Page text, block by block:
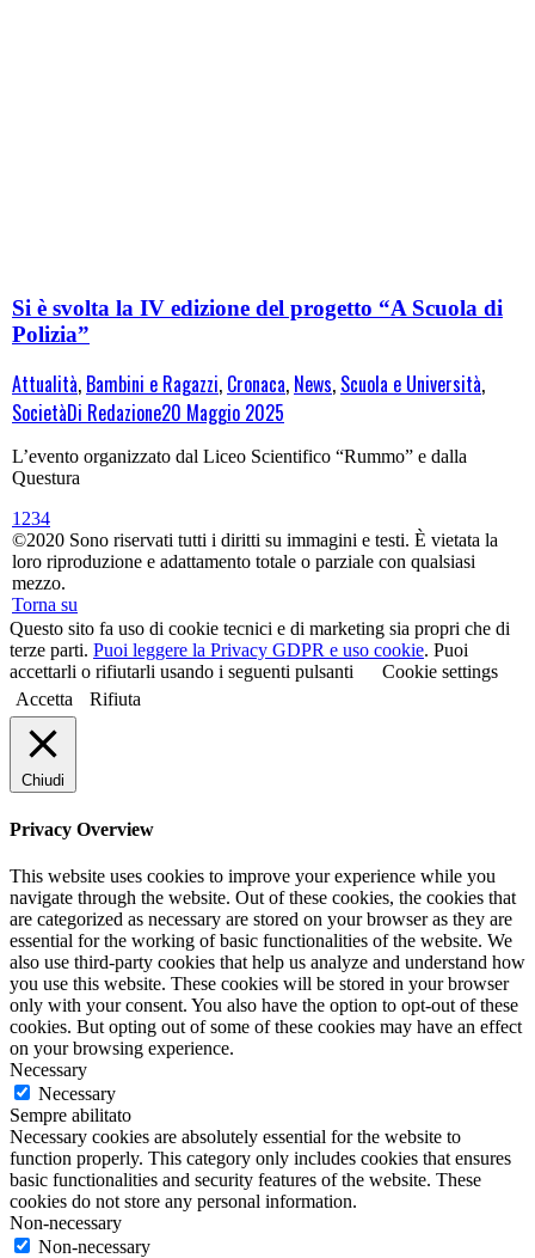
Si è svolta la IV edizione del progetto “A Scuola di
Polizia”
Attualità, Bambini e Ragazzi, Cronaca, News, Scuola e Università,
SocietàDi Redazione20 Maggio 2025
L’evento organizzato dal Liceo Scientifico “Rummo” e dalla
Questura
1 234
©2020 Sono riservati tutti i diritti su immagini e testi. È vietata la
loro riproduzione e adattamento totale o parziale con qualsiasi
mezzo.
Torna su
Questo sito fa uso di cookie tecnici e di marketing sia propri che di
terze parti. Puoi leggere la Privacy GDPR e uso cookie. Puoi
accettarli o rifiutarli usando i seguenti pulsanti
Cookie settings
Accetta
Rifiuta
Chiudi
Privacy Overview
This website uses cookies to improve your experience while you
navigate through the website. Out of these cookies, the cookies that
are categorized as necessary are stored on your browser as they are
essential for the working of basic functionalities of the website. We
also use third-party cookies that help us analyze and understand how
you use this website. These cookies will be stored in your browser
only with your consent. You also have the option to opt-out of these
cookies. But opting out of some of these cookies may have an effect
on your browsing experience.
Necessary
Necessary
Sempre abilitato
Necessary cookies are absolutely essential for the website to
function properly. This category only includes cookies that ensures
basic functionalities and security features of the website. These
cookies do not store any personal information.
Non-necessary
Non-necessary